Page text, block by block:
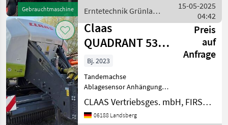
Gebrauchtmaschine
Unterlegkeile: 2
Arbeitsbreite: 235 cm
Erntetechnik Grünland
/ Claas
15-05-2025
04:42
Claas
QUADRANT 5300
FC T+ST
Preis
auf
Anfrage
Bj. 2023
Tandemachse
Ablagesensor Anhängung:
Stützfuß, hydraulisch
Anzahl Blindmesser: 51
Anzahl Feuerlöscher Anzahl
CLAAS Vertriebsges. mbH, FIRST CLAAS USED Center Landsberg
06188 Landsberg